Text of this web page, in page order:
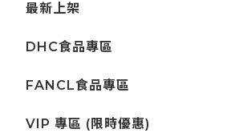
最新上架
DHC食品專區
FANCL食品專區
VIP 專區 (限時優惠)